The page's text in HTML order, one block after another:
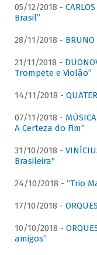
05/12/2018 -
Brasil”
28/11/2018 -
21/11/2018 -
Trompete e Violão”
14/11/2018 -
07/11/2018 -
A Certeza do Fim”
31/10/2018 -
Brasileira"
24/10/2018 - “Trio
17/10/2018 -
10/10/2018 -
amigos”